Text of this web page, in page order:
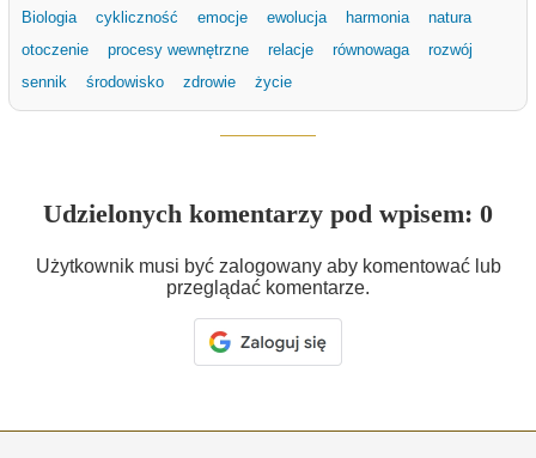
Biologia cykliczność emocje ewolucja harmonia
natura
otoczenie
procesy wewnętrzne relacje równowaga
rozwój
sennik
środowisko zdrowie życie
Udzielonych komentarzy pod wpisem: 0
Użytkownik musi być zalogowany aby komentować lub
przeglądać komentarze.